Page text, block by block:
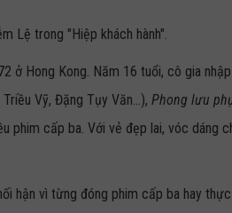
Lệ trong "Hiệp khách hành".
ở Hong Kong. Năm 16 tuổi, cô gia
Vỹ, Đặng Tụy Văn...), Phong lưu
phim cấp ba. Với vẻ đẹp lai, vóc dáng
hận vì từng đóng phim cấp ba hay